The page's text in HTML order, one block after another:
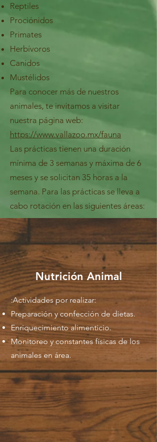
Reptiles
Prociónidos
Primates
Herbívoros
Canidos
Mustélidos
Para conocer más de nuestros
animales, te invitamos a visitar
nuestra página web:
https://www.vallazoo.mx/fauna
Las prácticas tienen una duración
mínima de 3 semanas y máxima de 6
meses y se solicitan 35 horas a la
semana. Para las prácticas se lleva a
cabo rotación en las siguientes áreas:
Nutrición Animal
:Actividades por realizar:
Preparación y confección de dietas.
Enriquecimiento alimenticio.
Monitoreo y constantes físicas de los
animales en área.